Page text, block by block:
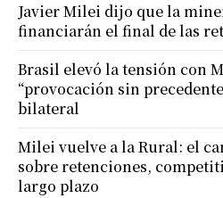
Javier Milei dijo que la
financiarán el final de las
Brasil elevó la tensión con
“provocación sin
bilateral
Milei vuelve a la Rural: el
sobre retenciones,
largo plazo